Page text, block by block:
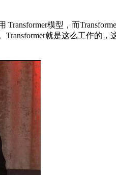
模型，而
就是这么工作的